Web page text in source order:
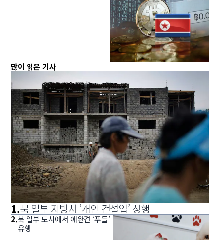
많이 읽은 기사
1.북 일부 지방서 ‘개인 건설업’ 성행
2.북 일부 도시에서 애완견 ‘푸들’
유행